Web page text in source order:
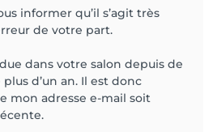
informer qu’il s’agit très
de votre part.
dans votre salon depuis de
d’un an. Il est donc
mon adresse e-mail soit